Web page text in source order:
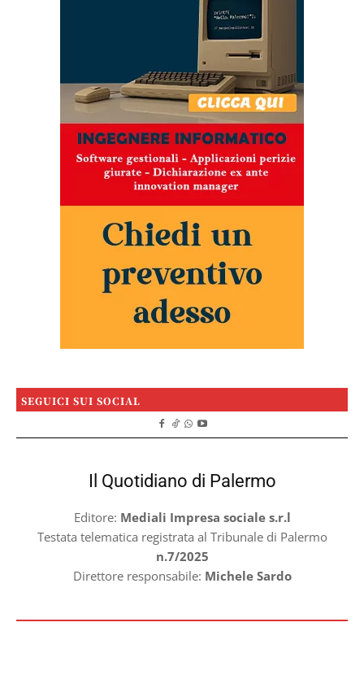
SEGUICI SUI SOCIAL
Il Quotidiano di Palermo
Editore: Mediali Impresa sociale s.r.l
Testata telematica registrata al Tribunale di Palermo
n.7/2025
Direttore responsabile: Michele Sardo